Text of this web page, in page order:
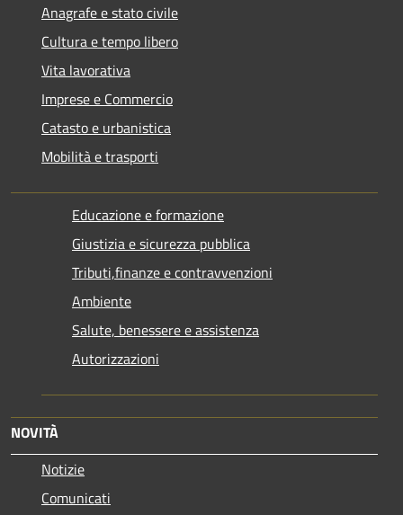
Anagrafe e stato civile
Cultura e tempo libero
Vita lavorativa
Imprese e Commercio
Catasto e urbanistica
Mobilità e trasporti
Educazione e formazione
Giustizia e sicurezza pubblica
Tributi,finanze e contravvenzioni
Ambiente
Salute, benessere e assistenza
Autorizzazioni
NOVITÀ
Notizie
Comunicati